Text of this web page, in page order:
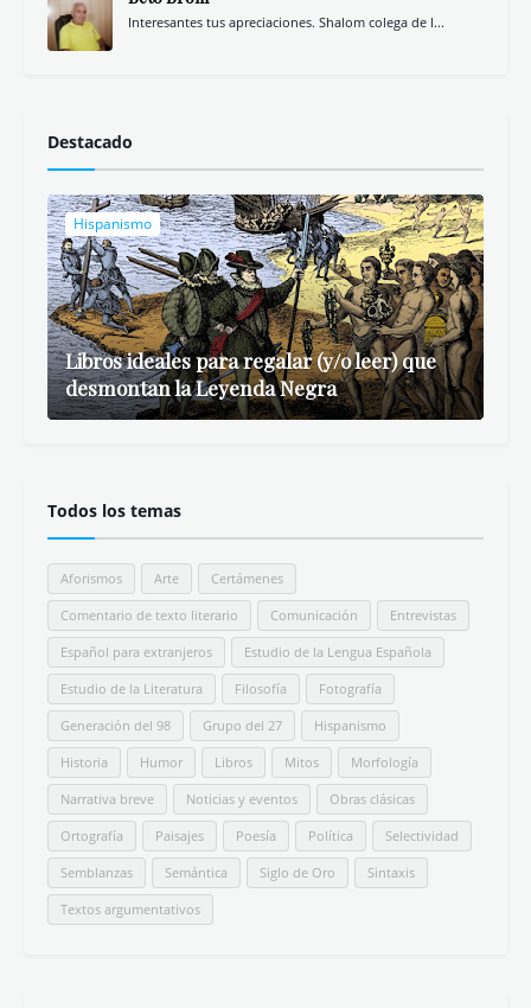
Interesantes tus apreciaciones. Shalom colega de l...
Destacado
Hispanismo
Libros ideales para regalar (y/o leer) que
desmontan la Leyenda Negra
Todos los temas
Aforismos Arte Certámenes
Comentario de texto literario Comunicación Entrevistas
Español para extranjeros Estudio de la Lengua Española
Estudio de la Literatura Filosofía Fotografía
Generación del 98 Grupo del 27 Hispanismo
Historia Humor Libros Mitos Morfología
Narrativa breve Noticias y eventos Obras clásicas
Ortografía Paisajes Poesía Política Selectividad
Semblanzas Semántica Siglo de Oro Sintaxis
Textos argumentativos